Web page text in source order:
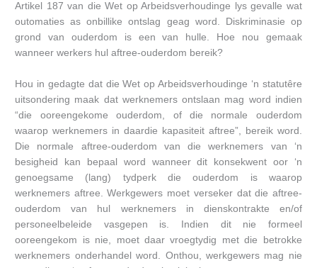
Artikel 187 van die Wet op Arbeidsverhoudinge lys gevalle wat
outomaties as onbillike ontslag geag word. Diskriminasie op
grond van ouderdom is een van hulle. Hoe nou gemaak
wanneer werkers hul aftree-ouderdom bereik?
Hou in gedagte dat die Wet op Arbeidsverhoudinge ‘n statutêre
uitsondering maak dat werknemers ontslaan mag word indien
“die ooreengekome ouderdom, of die normale ouderdom
waarop werknemers in daardie kapasiteit aftree”, bereik word.
Die normale aftree-ouderdom van die werknemers van ‘n
besigheid kan bepaal word wanneer dit konsekwent oor ‘n
genoegsame (lang) tydperk die ouderdom is waarop
werknemers aftree. Werkgewers moet verseker dat die aftree-
ouderdom van hul werknemers in dienskontrakte en/of
personeelbeleide vasgepen is. Indien dit nie formeel
ooreengekom is nie, moet daar vroegtydig met die betrokke
werknemers onderhandel word. Onthou, werkgewers mag nie